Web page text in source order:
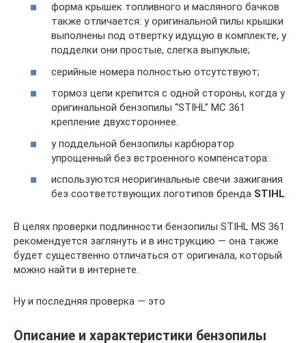
форма крышек топливного и масляного бачков
также отличается: у оригинальной пилы крышки
выполнены под отвертку идущую в комплекте, у
подделки они простые, слегка выпуклые;
серийные номера полностью отсутствуют;
тормоз цепи крепится с одной стороны, когда у
оригинальной бензопилы “STIHL” МС 361
крепление двухстороннее.
у поддельной бензопилы карбюратор
упрощенный без встроенного компенсатора:
используются неоригинальные свечи зажигания
без соответствующих логотипов бренда STIHL.
В целях проверки подлинности бензопилы STIHL MS 361
рекомендуется заглянуть и в инструкцию — она также
будет существенно отличаться от оригинала, который
можно найти в интернете.
Ну и последняя проверка — это
Описание и характеристики бензопилы